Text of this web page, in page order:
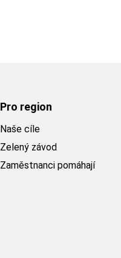
Pro region
Naše cíle
Zelený závod
Zaměstnanci pomáhají